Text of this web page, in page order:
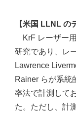
【米国 LLNL の
KrF レーザー
研究であり、レ
Lawrence
Rainer らが系統
率法で計測して
た。ただし、計